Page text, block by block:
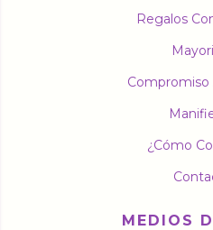
Regalos
¿Cómo
MEDIOS